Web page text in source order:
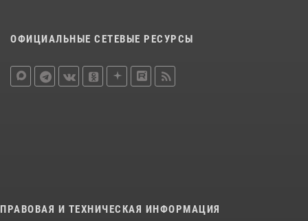
ОФИЦИАЛЬНЫЕ СЕТЕВЫЕ РЕСУРСЫ
ПРАВОВАЯ И ТЕХНИЧЕСКАЯ ИНФОРМАЦИЯ